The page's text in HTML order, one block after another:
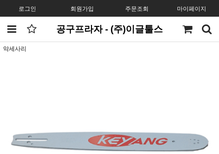
로그인 회원가입 주문조회 마이페이지
공구프라자 - (주)이글툴스
악세사리